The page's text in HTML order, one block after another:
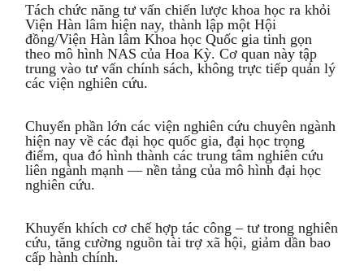
Tách chức năng tư vấn chiến lược khoa học ra khỏi
Viện Hàn lâm hiện nay, thành lập một Hội
đồng/Viện Hàn lâm Khoa học Quốc gia tinh gọn
theo mô hình NAS của Hoa Kỳ. Cơ quan này tập
trung vào tư vấn chính sách, không trực tiếp quản lý
các viện nghiên cứu.
Chuyển phần lớn các viện nghiên cứu chuyên ngành
hiện nay về các đại học quốc gia, đại học trọng
điểm, qua đó hình thành các trung tâm nghiên cứu
liên ngành mạnh — nền tảng của mô hình đại học
nghiên cứu.
Khuyến khích cơ chế hợp tác công – tư trong nghiên
cứu, tăng cường nguồn tài trợ xã hội, giảm dần bao
cấp hành chính.